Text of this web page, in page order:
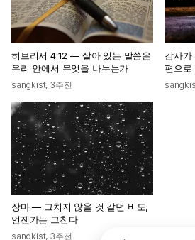
히브리서 4:12 — 살아 있는 말씀은
우리 안에서 무엇을 나누는가
sangkist, 3주전
감사
편으로
장마 — 그치지 않을 것 같던 비도,
언젠가는 그친다
sangkist, 3주전